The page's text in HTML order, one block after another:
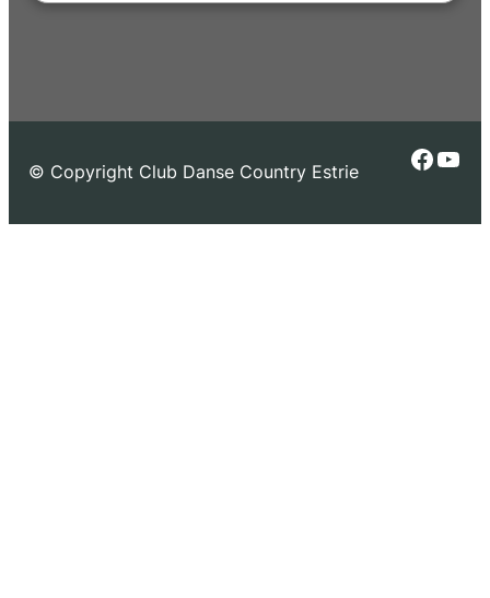
© Copyright Club Danse Country Estrie